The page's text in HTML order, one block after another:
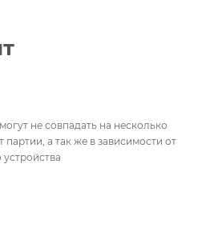
не совпадать на несколько
партии, а так же в зависимости от